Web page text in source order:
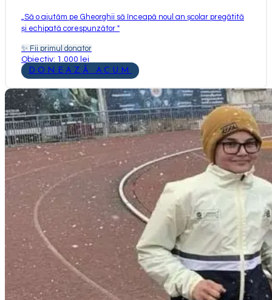
Să o ajutăm pe Gheorghii să înceapă noul an școlar pregătită
și echipată corespunzător "
✨ Fii primul donator
Obiectiv: 1.000 lei
DONEAZĂ ACUM